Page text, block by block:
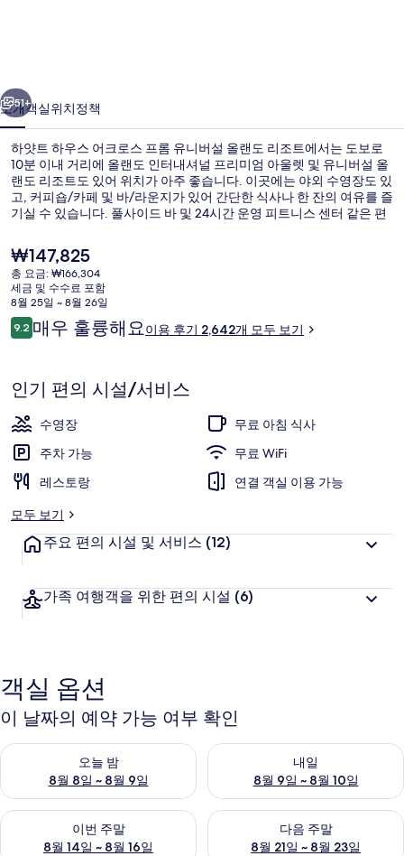
크
로
스
프
롬
유
니
버
설
랜
도
리
조
트
리
51+
소개객실위치정책
하얏트 하우스 어크로스 프롬 유니버설 올랜도 리조트에서는 도보로
10분 이내 거리에 올랜도 인터내셔널 프리미엄 아울렛 및 유니버설 올
랜도 리조트도 있어 위치가 아주 좋습니다. 이곳에는 야외 수영장도 있
고, 커피숍/카페 및 바/라운지가 있어 간단한 식사나 한 잔의 여유를 즐
기실 수 있습니다. 풀사이드 바 및 24시간 운영 피트니스 센터 같은 편
되어 있어 편리합니다. 많은 분들이 이곳의 수영장 및 편안한 침대에
대단히 만족하셨어요.
현
재
가
격
은
₩147,825
₩147,825
총 요금: ₩166,304
세금 및 수수료 포함
8월 25일 ~ 8월 26일
이
용
기
9.210점 만점 중 9.2점.
매우 훌륭해요이용 후기 2,642개 모두 보기
인기 편의 시설/서비스
수영장
무료 아침 식사
주차 가능
무료 WiFi
레스토랑
연결 객실 이용 가능
모두 보기
주요 편의 시설 및 서비스 (12)
가족 여행객을 위한 편의 시설 (6)
객실 옵션
이 날짜의 예약 가능 여부 확인
오늘 밤
8월 8일 ~ 8월 9일
오늘 밤 예약 가능 여부 확인, 8월 8일 ~ 8월 9일
내일
8월 9일 ~ 8월 10일
내일 예약 가능 여부 확인, 8월
이번 주말
8월 14일 ~ 8월 16일
이번 주말 예약 가능 여부 확인, 8월 14일 ~ 8월 16일
다음 주말
8월 21일 ~ 8월 23일
다음 주말 예약 가능 여부 확인